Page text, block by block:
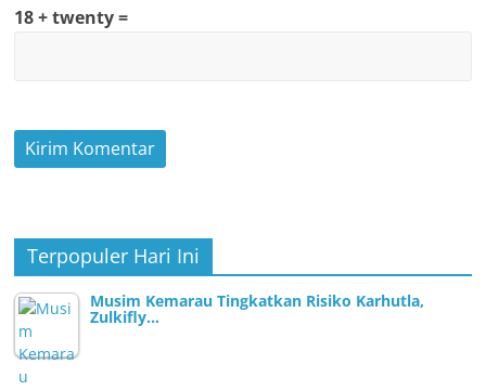
18 + twenty =
Terpopuler Hari Ini
Musim Kemarau Tingkatkan Risiko Karhutla,
Zulkifly…